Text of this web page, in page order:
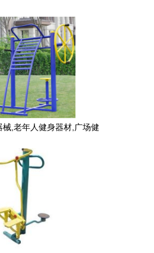
械,老年人健身器材,广场健